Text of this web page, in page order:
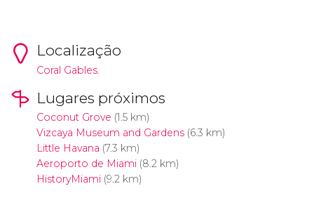
Localização
Coral Gables.
Lugares próximos
Coconut Grove (1.5 km)
Vizcaya Museum and Gardens(6.3 km)
Little Havana (7.3 km)
Aeroporto de Miami(8.2 km)
HistoryMiami(9.2 km)